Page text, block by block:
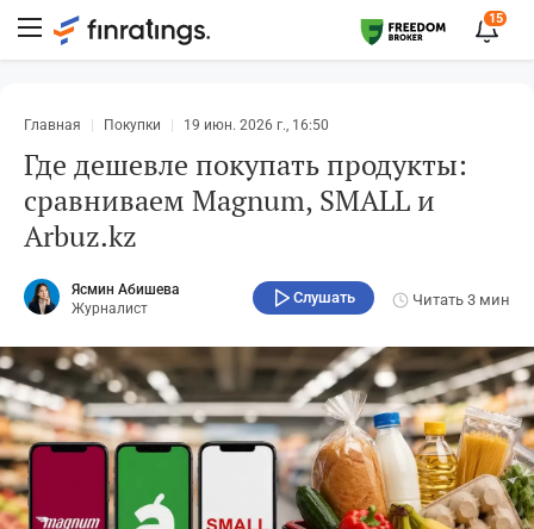
15
Главная Покупки 19 июн. 2026 г., 16:50
Где дешевле покупать продукты:
сравниваем Magnum, SMALL и
Arbuz.kz
Ясмин Абишева
Журналист
Слушать Читать 3 мин